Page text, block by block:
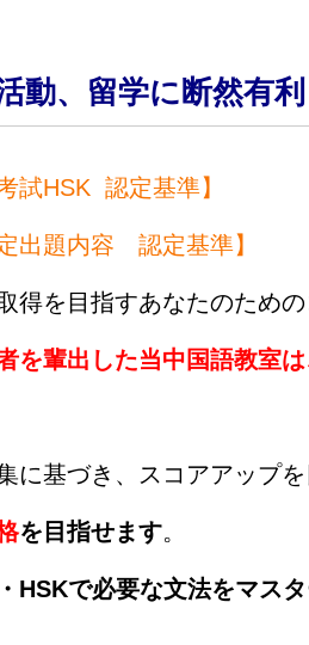
動、留学に断然有利
試HSK 認定基準】
出題内容 認定基準】
得を目指すあなたのための
を輩出した当中国語教室
に基づき、スコアアップ
を目指せます。
HSKで必要な文法をマス